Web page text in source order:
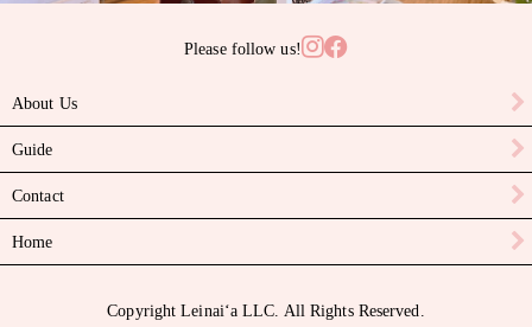
ハーキマーダイヤモンド
パール
ピカケビーズ
Please follow us!
About Us
Guide
Contact
Home
Copyright Leinaiʻa LLC. All Rights Reserved.